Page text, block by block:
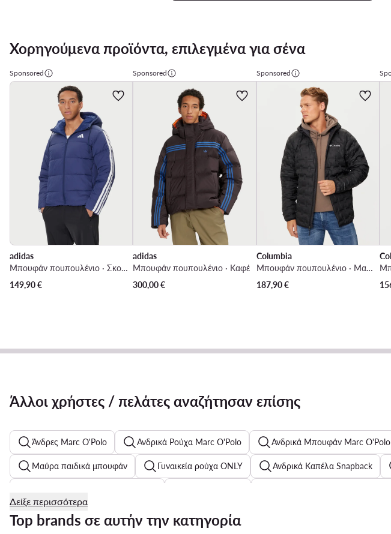
Χορηγούμενα προϊόντα, επιλεγμένα για σένα
Sponsored
adidas
Μπουφάν πουπουλένιο · Σκούρο μπλε
149,90€
Sponsored
adidas
Μπουφάν πουπουλένιο · Καφέ
300,00€
Sponsored
Columbia
Μπουφάν πουπουλένιο · Μαύρο
187,90€
Άλλοι χρήστες / πελάτες αναζήτησαν επίσης
Άνδρες Marc O'Polo Ανδρικά Ρούχα Marc O'Polo Ανδρικά Μπουφάν Marc O'Polo
Μαύρα παιδικά μπουφάν Γυναικεία ρούχα ONLY Ανδρικά Καπέλα Snapback
Παιδικά Παπούτσια για Αγόρια Beverly Hills Polo Club
Δείξε περισσότερα
Top brands σε αυτήν την κατηγορία